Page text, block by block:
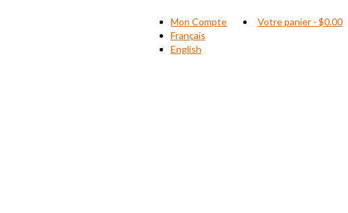
Mon Compte
Français
English
Votre panier - $0.00